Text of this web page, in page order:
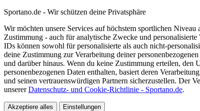
Sportano.de - Wir schützen deine Privatsphäre
Wir möchten unsere Services auf höchstem sportlichen
Zustimmung - auch für analytische Zwecke und
IDs können sowohl für personalisierte als auch nicht-
deine Zustimmung zur Verarbeitung deiner
und darüber hinaus. Wenn du keine Zustimmung erteilen, den
personenbezogenen Daten enthalten, basiert deren
und seinen vertrauenswürdigen Partnern sicherzustellen. Der
unsererDatenschutz- und Cookie-Richtlinie - Sportano.de.
Akzeptiere alles Einstellungen